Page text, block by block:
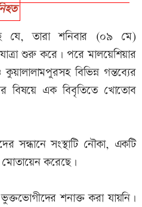
যে, তারা শনিবার (০৯ মে)
শুরু করে। পরে মালয়েশিয়ার
বিভিন্ন গন্তব্যের
বিষয়ে এক বিবৃতিতে খোতোব
সন্ধানে সংস্থাটি নৌকা, একটি
মোতায়েন করেছে।
শনাক্ত করা যায়নি।